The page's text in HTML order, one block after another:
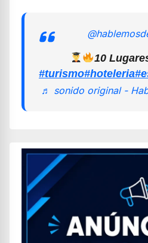
10
#turismo#hoteleria
♬ sonido original -